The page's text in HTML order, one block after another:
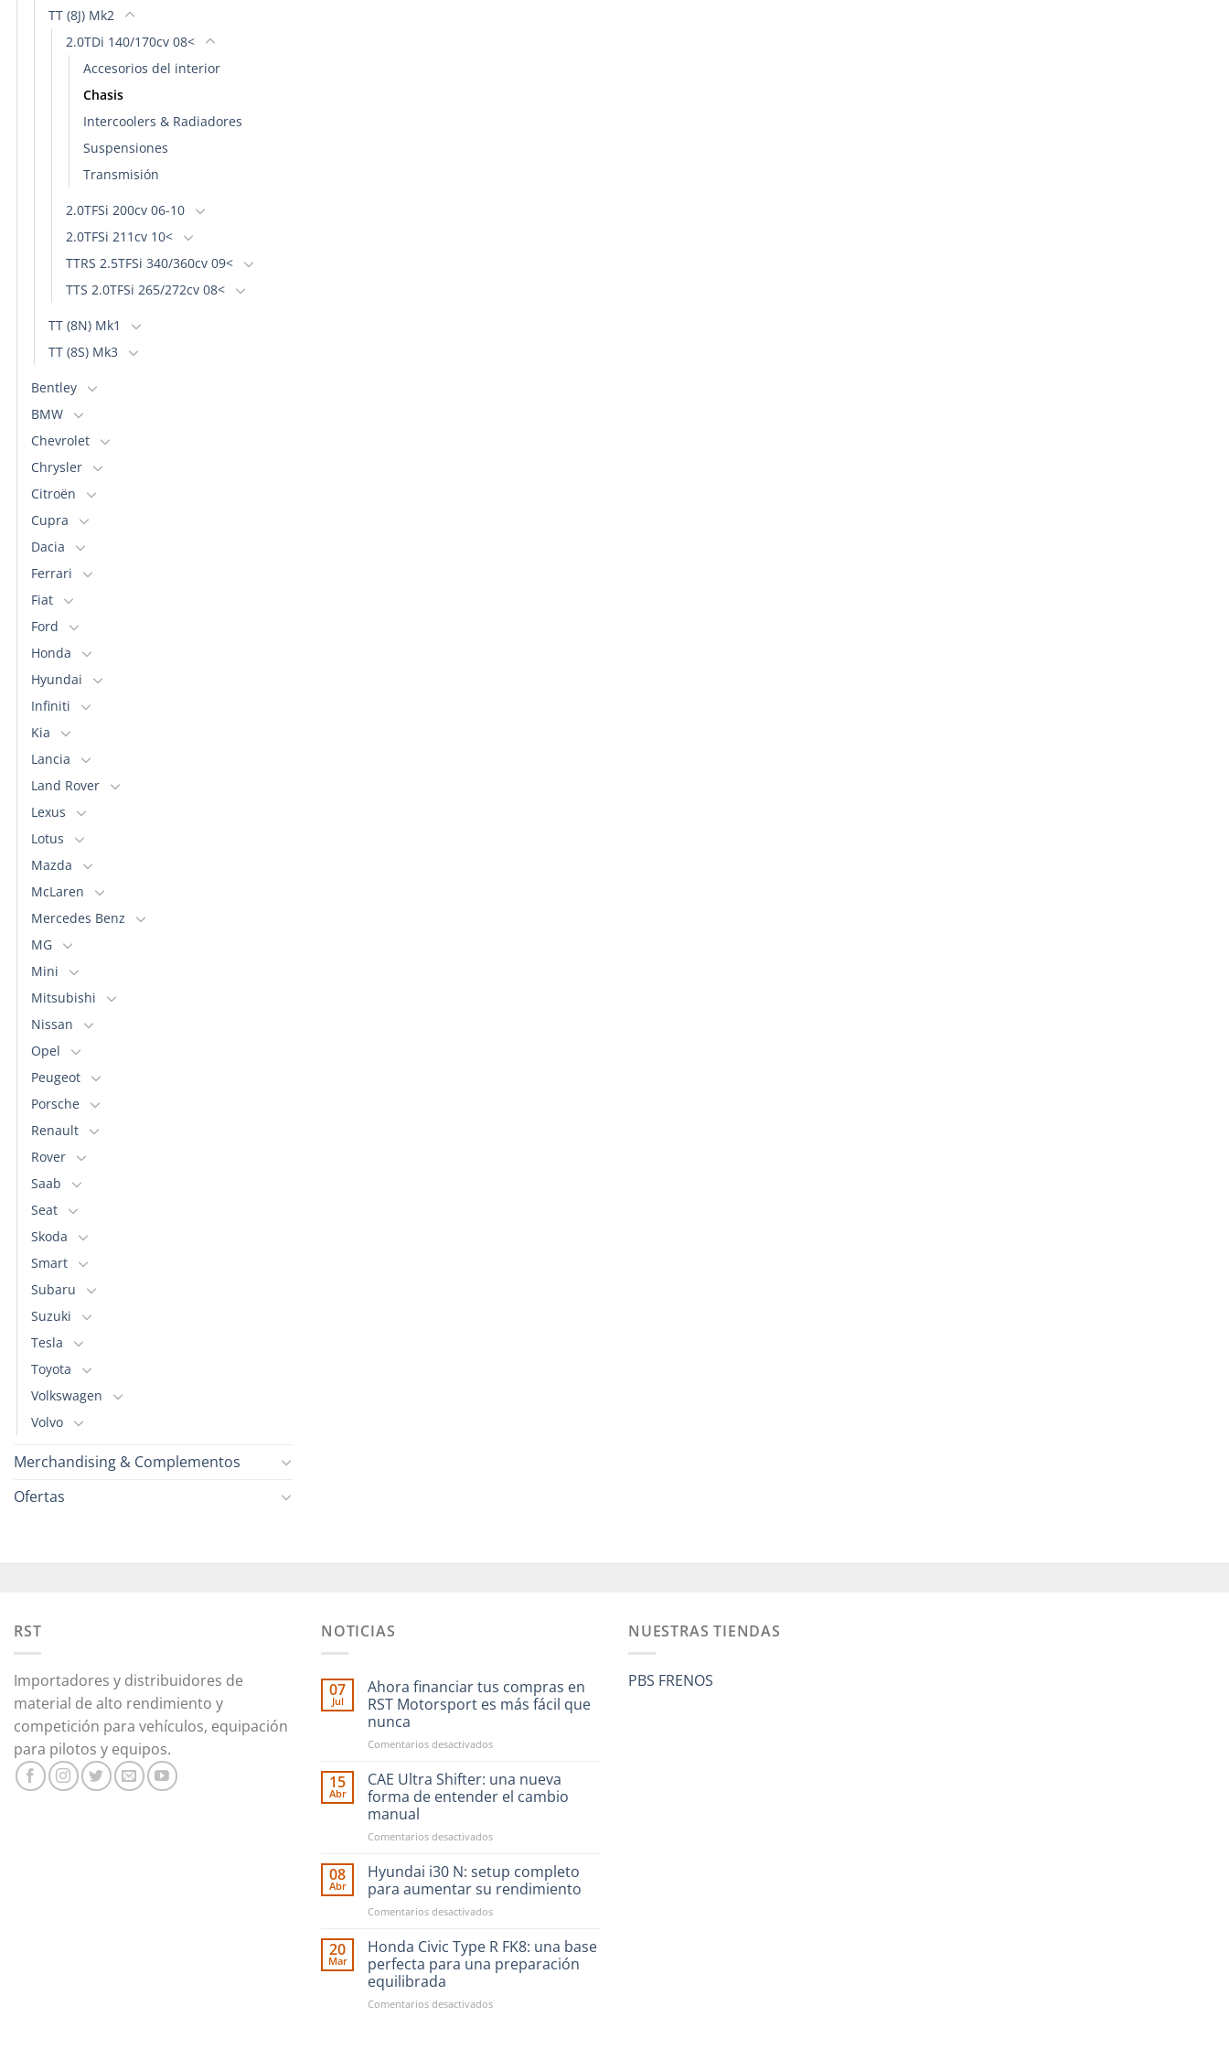
TT (8J) Mk2
2.0TDi 140/170cv 08<
Accesorios del interior
Chasis
Intercoolers & Radiadores
Suspensiones
Transmisión
2.0TFSi 200cv 06-10
2.0TFSi 211cv 10<
TTRS 2.5TFSi 340/360cv 09<
TTS 2.0TFSi 265/272cv 08<
TT (8N) Mk1
TT (8S) Mk3
Bentley
BMW
Chevrolet
Chrysler
Citroën
Cupra
Dacia
Ferrari
Fiat
Ford
Honda
Hyundai
Infiniti
Kia
Lancia
Land Rover
Lexus
Lotus
Mazda
McLaren
Mercedes Benz
MG
Mini
Mitsubishi
Nissan
Opel
Peugeot
Porsche
Renault
Rover
Saab
Seat
Skoda
Smart
Subaru
Suzuki
Tesla
Toyota
Volkswagen
Volvo
Merchandising & Complementos
Ofertas
RST
Importadores y distribuidores de
material de alto rendimiento y
competición para vehículos, equipación
para pilotos y equipos.
NOTICIAS
07
Jul
Ahora financiar tus compras en
RST Motorsport es más fácil que
nunca
Comentarios desactivadosen
financiar
compras
RST
es
más
fácil
que
15
Abr
CAE Ultra Shifter: una nueva
forma de entender el cambio
manual
Comentarios desactivadosen
Ultra
Shifter:
una
nueva
de
entender
el
manual
08
Abr
Hyundai i30 N: setup completo
para aumentar su rendimiento
Comentarios desactivadosen
i30
setup
para
20
Mar
Honda Civic Type R FK8: una base
perfecta para una preparación
equilibrada
Comentarios desactivadosen
NUESTRAS TIENDAS
PBS FRENOS